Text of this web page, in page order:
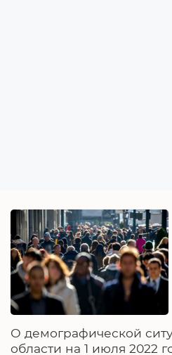
О демографической
области на 1 июля 2022